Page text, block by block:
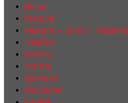
Home
ฮอตนิวส์
เศรษฐกิจ / ธุรกิจ / การตลาด
การเมือง
รายงาน
บทความ
สัมภาษณ์
ต่างประเทศ